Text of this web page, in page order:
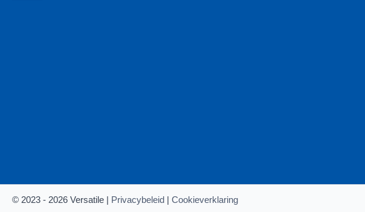
© 2023 - 2026 Versatile | Privacybeleid | Cookieverklaring